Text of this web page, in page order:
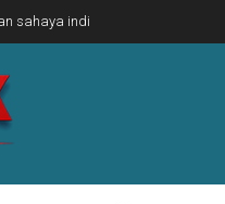
sahaya indi